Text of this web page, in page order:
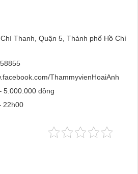
Thanh, Quận 5, Thành phố Hồ Chí
ThammyvienHoaiAnh
5.000.000 đồng
22h00